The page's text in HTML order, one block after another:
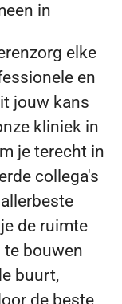
in
elke
en
jouw kans
kliniek in
je terecht in
collega's
de ruimte
te bouwen
buurt,
de beste